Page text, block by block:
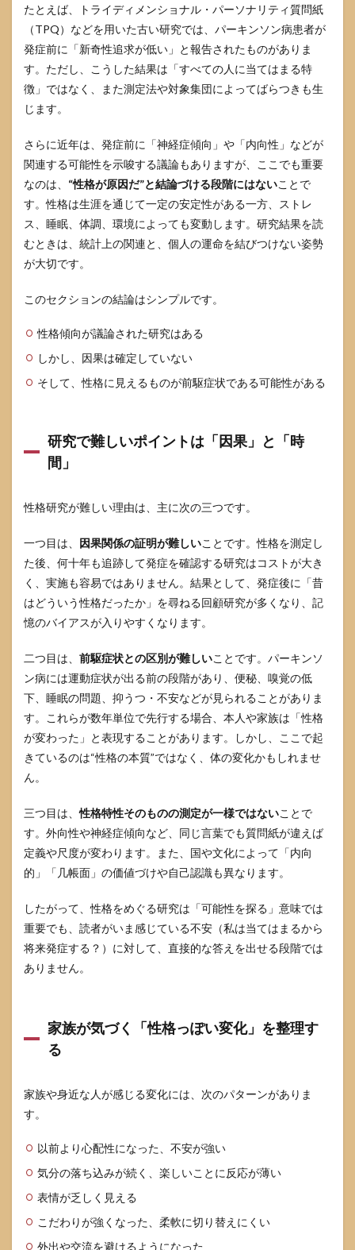
の影
響”で
決め
る
5.2
判断フ
ロー：
安から
抜け出
すため
の
Yes/No
6
する
なら
い
医師
う伝
える
か
相談
先の
基本
神経
と
「か
かり
つけ
医」
6.2
前メ
モの
プ
レ：
だけ
書け
7
今日
から
でき
る生
慣と
セル
フケ
ア
安を
行プ
ン）
生活
格を
変え
る”の
な
く“状
態を
整え
たとえば、トライディメンショナル・パーソナリティ質問紙
（TPQ）などを用いた古い研究では、パーキンソン病患者が
発症前に「新奇性追求が低い」と報告されたものがありま
す。ただし、こうした結果は「すべての人に当てはまる特
徴」ではなく、また測定法や対象集団によってばらつきも生
じます。
さらに近年は、発症前に「神経症傾向」や「内向性」などが
関連する可能性を示唆する議論もありますが、ここでも重要
なのは、 “性格が原因だ”と結論づける段階にはないことで
す。性格は生涯を通じて一定の安定性がある一方、ストレ
ス、睡眠、体調、環境によっても変動します。研究結果を読
むときは、統計上の関連と、個人の運命を結びつけない姿勢
が大切です。
このセクションの結論はシンプルです。
性格傾向が議論された研究はある
しかし、因果は確定していない
そして、性格に見えるものが前駆症状である可能性がある
研究で難しいポイントは「因果」と「時
間」
性格研究が難しい理由は、主に次の三つです。
一つ目は、 因果関係の証明が難しいことです。性格を測定し
た後、何十年も追跡して発症を確認する研究はコストが大き
く、実施も容易ではありません。結果として、発症後に「昔
はどういう性格だったか」を尋ねる回顧研究が多くなり、記
憶のバイアスが入りやすくなります。
二つ目は、 前駆症状との区別が難しいことです。パーキンソ
ン病には運動症状が出る前の段階があり、便秘、嗅覚の低
下、睡眠の問題、抑うつ・不安などが見られることがありま
す。これらが数年単位で先行する場合、本人や家族は「性格
が変わった」と表現することがあります。しかし、ここで起
きているのは“性格の本質”ではなく、体の変化かもしれませ
ん。
三つ目は、性格特性そのものの測定が一様ではないことで
す。外向性や神経症傾向など、同じ言葉でも質問紙が違えば
定義や尺度が変わります。また、国や文化によって「内向
的」「几帳面」の価値づけや自己認識も異なります。
したがって、性格をめぐる研究は「可能性を探る」意味では
重要でも、読者がいま感じている不安（私は当てはまるから
将来発症する？）に対して、直接的な答えを出せる段階では
ありません。
家族が気づく「性格っぽい変化」を整理す
る
家族や身近な人が感じる変化には、次のパターンがありま
す。
以前より心配性になった、不安が強い
気分の落ち込みが続く、楽しいことに反応が薄い
表情が乏しく見える
こだわりが強くなった、柔軟に切り替えにくい
外出や交流を避けるようになった